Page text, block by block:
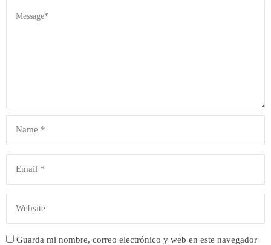
Guarda mi nombre, correo electrónico y web en este navegador